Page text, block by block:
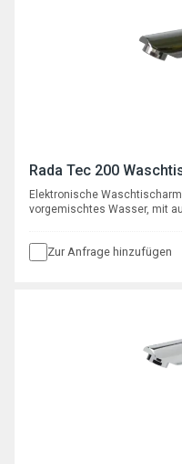
Rada Tec 200
Elektronische
vorgemischtes Wasser, mit
Zur Anfrage hinzufügen